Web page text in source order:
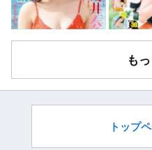
も
トップ